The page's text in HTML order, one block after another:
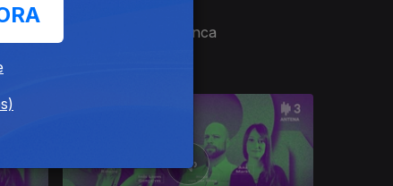
Corrida à Casa Branca